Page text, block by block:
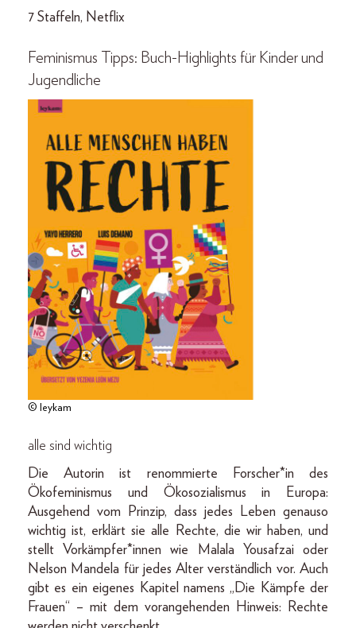
7 Staffeln, Netflix
Feminismus Tipps: Buch-Highlights für Kinder und
Jugendliche
© leykam
alle sind wichtig
Die Autorin ist renommierte Forscher*in des
Ökofeminismus und Ökosozialismus in Europa:
Ausgehend vom Prinzip, dass jedes Leben genauso
wichtig ist, erklärt sie alle Rechte, die wir haben, und
stellt Vorkämpfer*innen wie Malala Yousafzai oder
Nelson Mandela für jedes Alter verständlich vor. Auch
gibt es ein eigenes Kapitel namens „Die Kämpfe der
Frauen“ – mit dem vorangehenden Hinweis: Rechte